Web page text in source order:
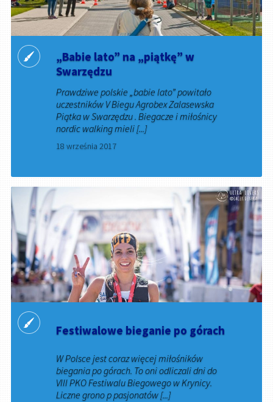
„Babie lato” na „piątkę” w
Swarzędzu
Prawdziwe polskie „babie lato” powitało
uczestników V Biegu Agrobex Zalasewska
Piątka w Swarzędzu . Biegacze i miłośnicy
nordic walking mieli [...]
18 września 2017
Festiwalowe bieganie po górach
W Polsce jest coraz więcej miłośników
biegania po górach. To oni odliczali dni do
VIII PKO Festiwalu Biegowego w Krynicy.
Liczne grono p pasjonatów [...]